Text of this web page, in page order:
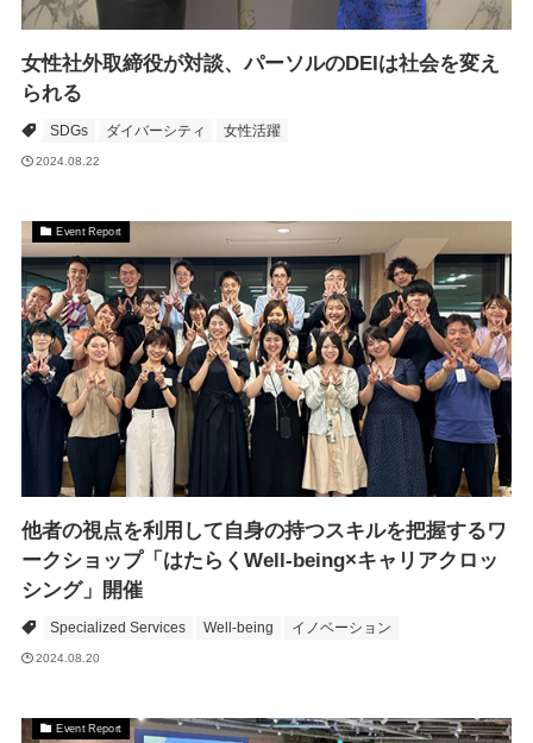
女性社外取締役が対談、パーソルのDEIは社会を変え
られる
SDGs ダイバーシティ 女性活躍
2024.08.22
Event Report
他者の視点を利用して自身の持つスキルを把握するワ
ークショップ「はたらくWell-being×キャリアクロッ
シング」開催
Specialized Services Well-being イノベーション
2024.08.20
Event Report